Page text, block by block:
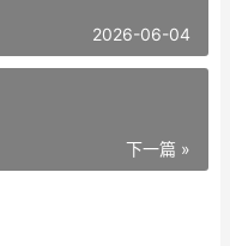
2026-06-04
下一篇 »